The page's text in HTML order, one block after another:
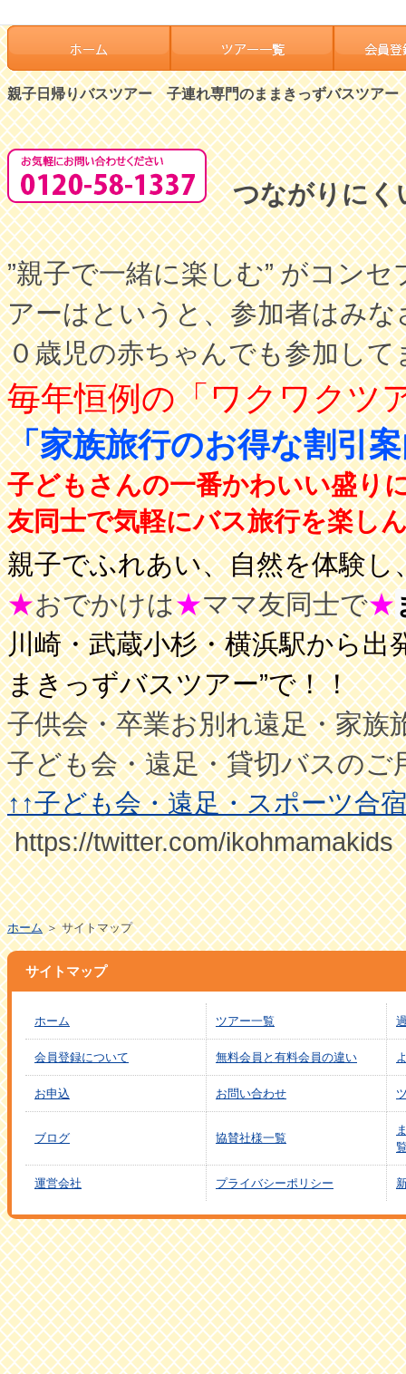
親子日帰りバスツアー 子連れ専門のままきっずバスツアー
つながりにく
”親子で一緒に楽しむ” がコン
アーはというと、参加者はみ
０歳児の赤ちゃんでも参加し
毎年恒例の「ワクワクツ
「家族旅行のお得な割引
子どもさんの一番かわいい盛り
友同士で気軽にバス旅行を楽し
親子でふれあい、自然を体験
★おでかけは★ママ友同士で★
川崎・武蔵小杉・横浜駅から
まきっずバスツアー”で！！
子供会・卒業お別れ遠足・家
子ども会・遠足・貸切バスの
↑↑子ども会・遠足・スポーツ合
https://twitter.com/ikohmamakids
ホーム＞ サイトマップ
サイトマップ
ホーム ツアー一覧
会員登録について 無料会員と有料会員の違い
お申込 お問い合わせ
ブログ 協賛社様一覧
運営会社 プライバシーポリシー